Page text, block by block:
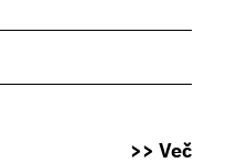
>> Več